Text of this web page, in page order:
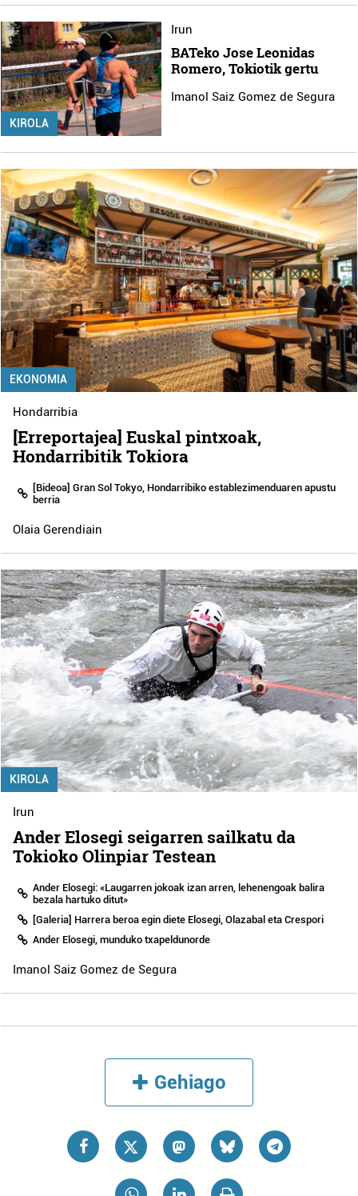
KIROLA
Irun
BATeko Jose Leonidas
Romero, Tokiotik gertu
Imanol Saiz Gomez de Segura
EKONOMIA
Hondarribia
[Erreportajea] Euskal pintxoak,
Hondarribitik Tokiora
[Bideoa] Gran Sol Tokyo, Hondarribiko establezimenduaren apustu
berria
Olaia Gerendiain
KIROLA
Irun
Ander Elosegi seigarren sailkatu da
Tokioko Olinpiar Testean
Ander Elosegi: «Laugarren jokoak izan arren, lehenengoak balira
bezala hartuko ditut»
[Galeria] Harrera beroa egin diete Elosegi, Olazabal eta Crespori
Ander Elosegi, munduko txapeldunorde
Imanol Saiz Gomez de Segura
Gehiago